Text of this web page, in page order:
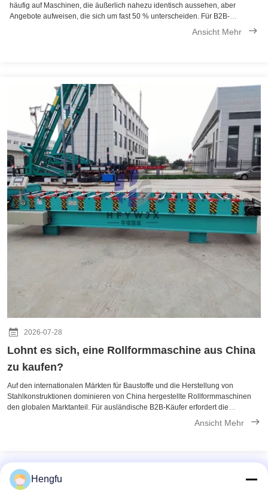
häufig auf Maschinen, die äußerlich nahezu identisch aussehen, aber
Angebote aufweisen, die sich um fast 50 % unterscheiden. Für B2B-
Einkäufer wird dieser Preisunterschied selten durch oberflächliche
Ansicht Mehr
2026-07-28
Lohnt es sich, eine Rollformmaschine aus China
zu kaufen?
Auf den internationalen Märkten für Baustoffe und die Herstellung von
Stahlkonstruktionen dominieren von China hergestellte Rollformmaschinen
den globalen Marktanteil. Für ausländische B2B-Käufer erfordert die
Bewertung, ob eine chinesische Rollformmaschine die Investition wert ist,
Ansicht Mehr
Hengfu